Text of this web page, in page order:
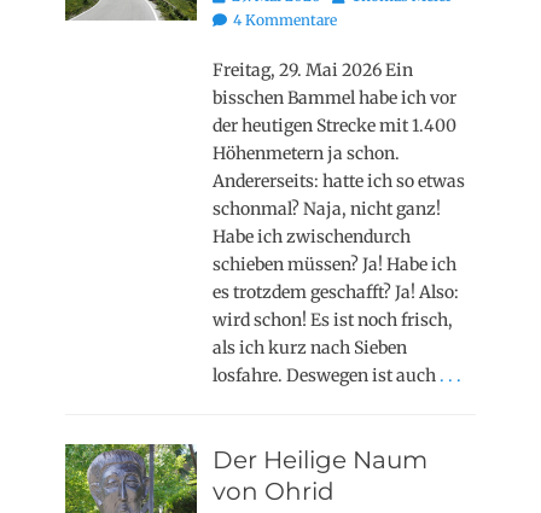
on 4 Kommentare
Freitag, 29. Mai 2026 Ein
bisschen Bammel habe ich vor
der heutigen Strecke mit 1.400
Höhenmetern ja schon.
Andererseits: hatte ich so etwas
schonmal? Naja, nicht ganz!
Habe ich zwischendurch
schieben müssen? Ja! Habe ich
es trotzdem geschafft? Ja! Also:
wird schon! Es ist noch frisch,
als ich kurz nach Sieben
losfahre. Deswegen ist auch . . .
Der Heilige Naum
von Ohrid